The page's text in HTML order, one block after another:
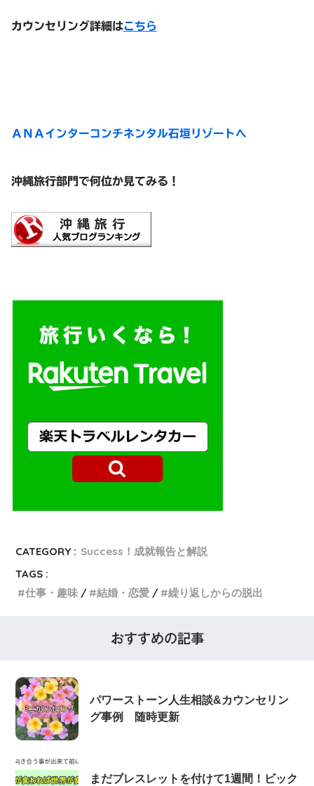
カウンセリング詳細はこちら
ＡＮＡインターコンチネンタル石垣リゾートへ
沖縄旅行部門で何位か見てみる！
CATEGORY : Success！成就報告と解説
TAGS :
仕事・趣味
結婚・恋愛 繰り返しからの脱出
おすすめの記事
パワーストーン人生相談&カウンセリン
グ事例 随時更新
まだブレスレットを付けて1週間！ビック